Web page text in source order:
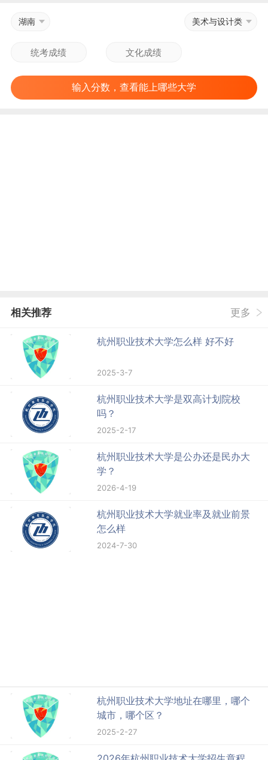
湖南 美术与设计类
输入分数，查看能上哪些大学
相关推荐 更多
杭州职业技术大学怎么样 好不好
2025-3-7
杭州职业技术大学是双高计划院校
吗？
2025-2-17
杭州职业技术大学是公办还是民办大
学？
2026-4-19
杭州职业技术大学就业率及就业前景
怎么样
2024-7-30
杭州职业技术大学地址在哪里，哪个
城市，哪个区？
2025-2-27